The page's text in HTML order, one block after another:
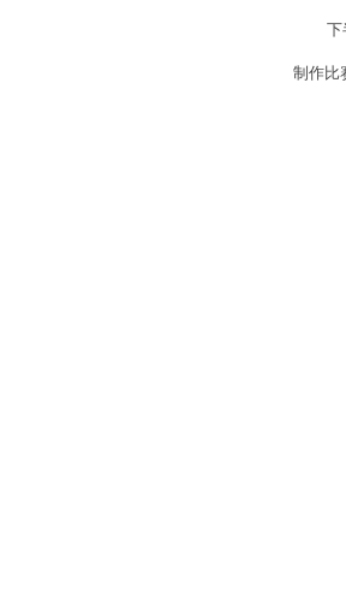
下半
制作比